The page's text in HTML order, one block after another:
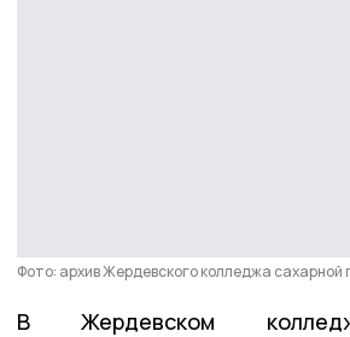
Фото: архив Жердевского колледжа
В Жердевском